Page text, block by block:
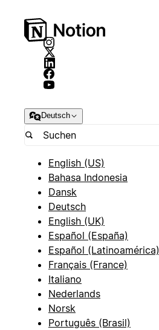
Deutsch
English (US)
Bahasa Indonesia
Dansk
Deutsch
English (UK)
Español (España)
Español (Latinoamérica)
Français (France)
Italiano
Nederlands
Norsk
Português (Brasil)